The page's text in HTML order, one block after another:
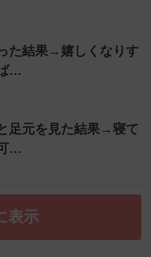
た結果→嬉しくなりす
…
足元を見た結果→寝て
…
表示